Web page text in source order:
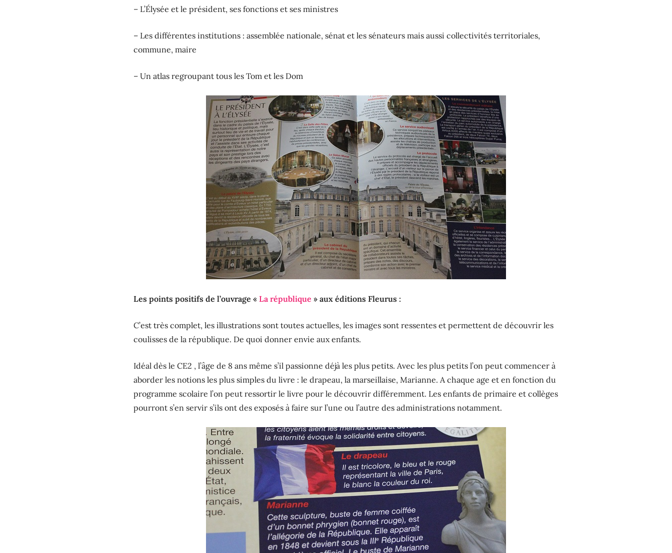
– L’Élysée et le président, ses fonctions et ses ministres
– Les différentes institutions : assemblée nationale, sénat et les sénateurs mais aussi collectivités territoriales,
commune, maire
– Un atlas regroupant tous les Tom et les Dom
Les points positifs de l’ouvrage « La république » aux éditions Fleurus :
C’est très complet, les illustrations sont toutes actuelles, les images sont ressentes et permettent de découvrir les
coulisses de la république. De quoi donner envie aux enfants.
Idéal dès le CE2 , l’âge de 8 ans même s’il passionne déjà les plus petits. Avec les plus petits l’on peut commencer à
aborder les notions les plus simples du livre : le drapeau, la marseillaise, Marianne. A chaque age et en fonction du
programme scolaire l’on peut ressortir le livre pour le découvrir différemment. Les enfants de primaire et collèges
pourront s’en servir s’ils ont des exposés à faire sur l’une ou l’autre des administrations notamment.